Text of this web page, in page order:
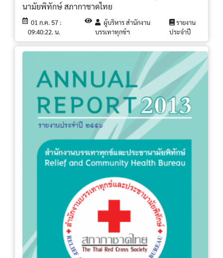
นามัยพิทักษ์ สภากาชาดไทย
01 ก.ค. 57 :
09:40:22. น.
ผู้บริหาร สำนักงาน
บรรเทาทุกข์ฯ
รายงาน
ประจำปี